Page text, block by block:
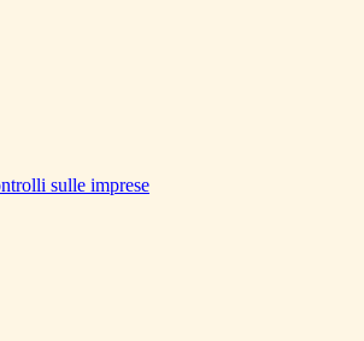
sulle imprese